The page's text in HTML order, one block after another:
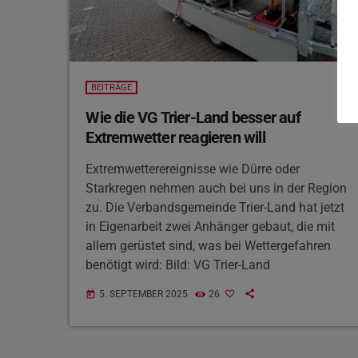
BEITRÄGE
Wie die VG Trier-Land besser auf
Extremwetter reagieren will
Extremwetterereignisse wie Dürre oder
Starkregen nehmen auch bei uns in der Region
zu. Die Verbandsgemeinde Trier-Land hat jetzt
in Eigenarbeit zwei Anhänger gebaut, die mit
allem gerüstet sind, was bei Wettergefahren
benötigt wird: Bild: VG Trier-Land
today 5. SEPTEMBER 2025 26